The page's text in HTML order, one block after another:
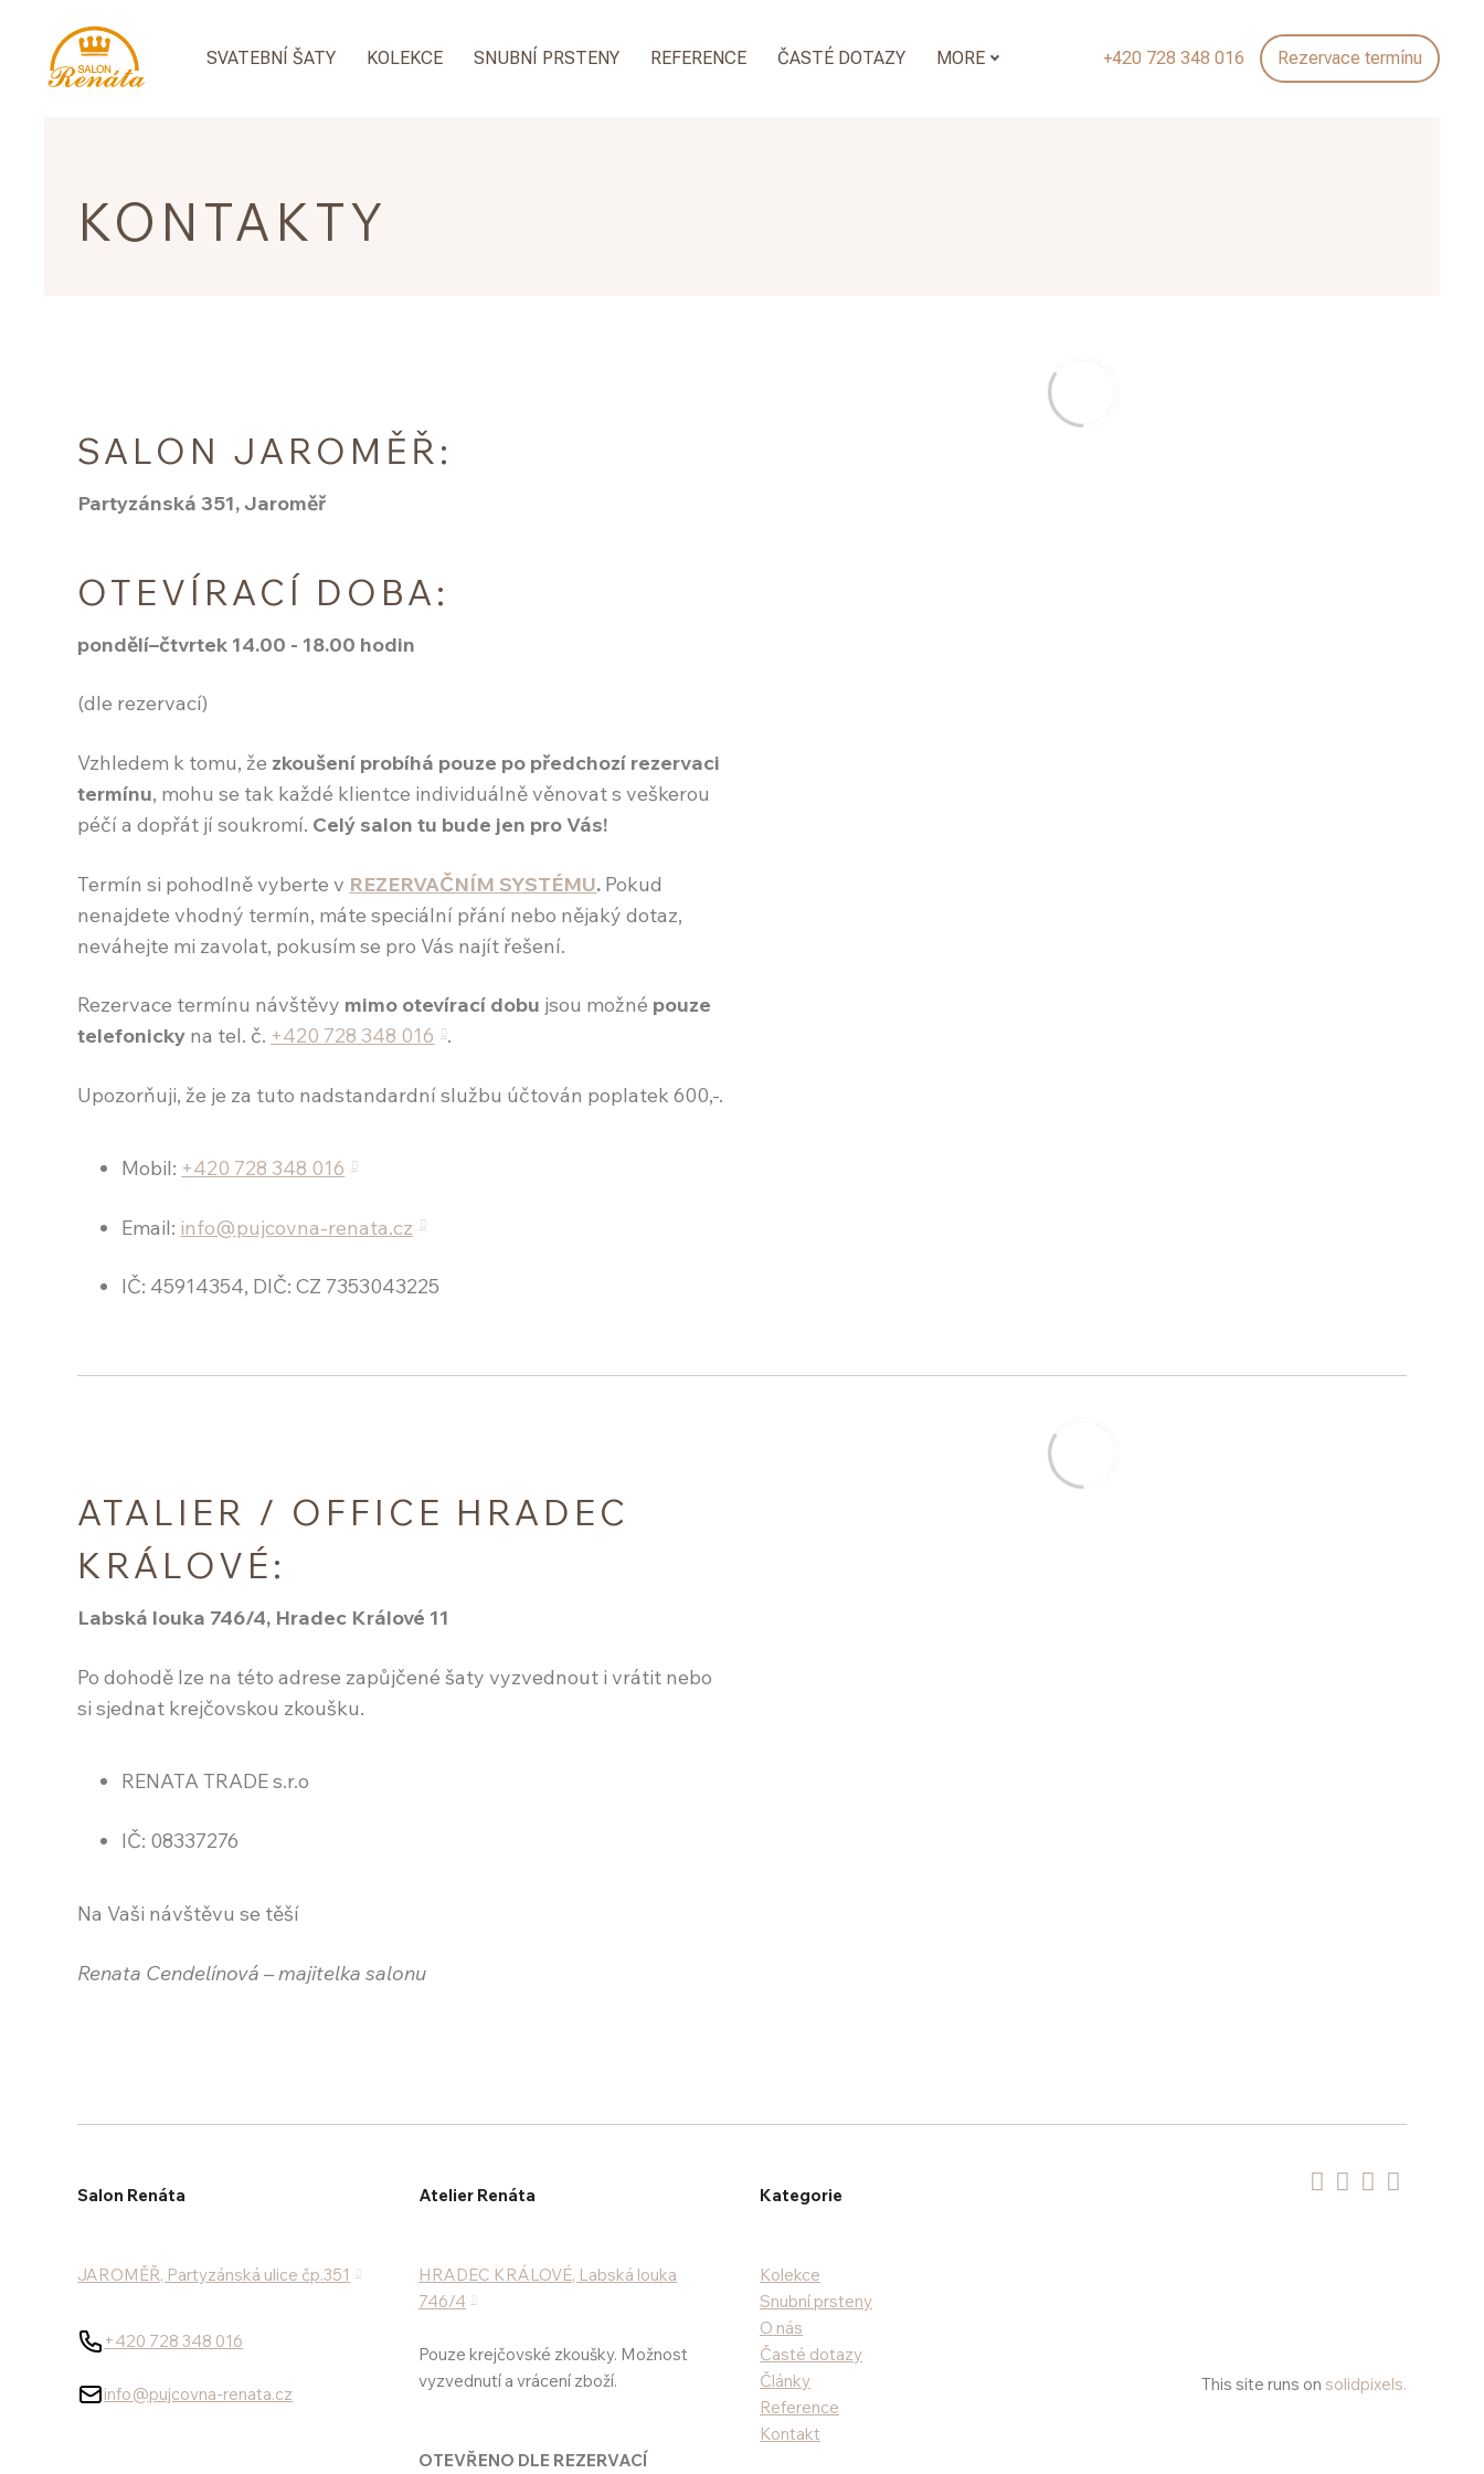
SVATEBNÍ ŠATY KOLEKCE SNUBNÍ PRSTENY REFERENCE ČASTÉ DOTAZY MORE +420 728 348 016 Rezervace termínu
KONTAKTY
SALON JAROMĚŘ:
Partyzánská 351, Jaroměř
OTEVÍRACÍ DOBA:
pondělí–čtvrtek 14.00 - 18.00 hodin
(dle rezervací)
Vzhledem k tomu, že zkoušení probíhá pouze po předchozí rezervaci
termínu, mohu se tak každé klientce individuálně věnovat s veškerou
péčí a dopřát jí soukromí. Celý salon tu bude jen pro Vás!
Termín si pohodlně vyberte v REZERVAČNÍM SYSTÉMU. Pokud
nenajdete vhodný termín, máte speciální přání nebo nějaký dotaz,
neváhejte mi zavolat, pokusím se pro Vás najít řešení.
Rezervace termínu návštěvy mimo otevírací dobu jsou možné pouze
telefonicky na tel. č. +420 728 348 016 .
Upozorňuji, že je za tuto nadstandardní službu účtován poplatek 600,-.
Mobil: +420 728 348 016
Email: info@pujcovna-renata.cz
IČ: 45914354, DIČ: CZ 7353043225
ATALIER / OFFICE HRADEC
KRÁLOVÉ:
Labská louka 746/4, Hradec Králové 11
Po dohodě lze na této adrese zapůjčené šaty vyzvednout i vrátit nebo
si sjednat krejčovskou zkoušku.
RENATA TRADE s.r.o
IČ: 08337276
Na Vaši návštěvu se těší
Renata Cendelínová – majitelka salonu
Salon Renáta
JAROMĚŘ, Partyzánská ulice čp.351
+420 728 348 016
info@pujcovna-renata.cz
Atelier Renáta
HRADEC KRÁLOVÉ, Labská louka
746/4
Pouze krejčovské zkoušky. Možnost
vyzvednutí a vrácení zboží.
OTEVŘENO DLE REZERVACÍ
Kategorie
Kolekce
Snubní prsteny
O nás
Časté dotazy
Články
Reference
Kontakt
This site runs on solidpixels.